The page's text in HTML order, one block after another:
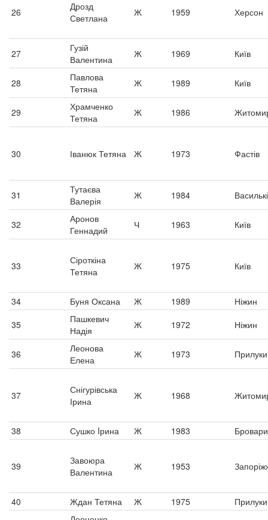
26
Дрозд
Светлана
Ж 1959 Херсон
27
Гузій
Валентина
Ж 1969 Київ
28
Павлова
Тетяна
Ж 1989 Київ
29
Храмченко
Тетяна
Ж 1986
30 Іванюк Тетяна Ж 1973 Фастів
31
Тутаєва
Валерія
Ж 1984
32
Аронов
Геннадий
Ч 1963 Київ
33
Сіроткіна
Тетяна
Ж 1975 Київ
34 Буня Оксана Ж 1989
Ніжин
35
Пашкевич
Надія
Ж 1972 Ніжин
36
Леонова
Елена
Ж 1973 Прилуки
37
Снігурівська
Ірина
Ж 1968
38 Сушко Iрина Ж 1983 Бровари
39
Завоюра
Валентина
Ж 1953
40 Ждан Тетяна Ж 1975
Прилуки